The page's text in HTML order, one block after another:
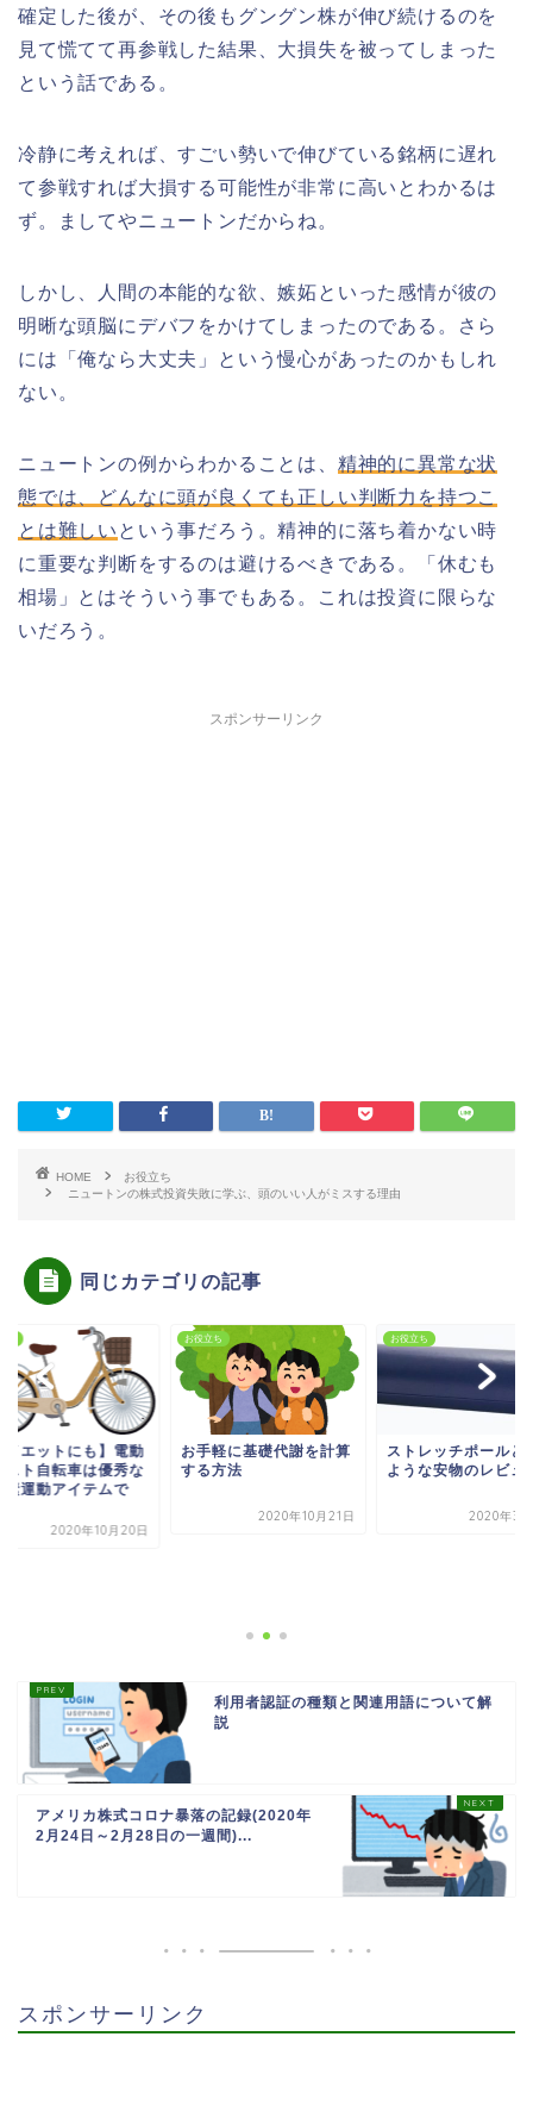
確定した後が、その後もグングン株が伸び続けるのを
見て慌てて再参戦した結果、大損失を被ってしまった
という話である。
冷静に考えれば、すごい勢いで伸びている銘柄に遅れ
て参戦すれば大損する可能性が非常に高いとわかるは
ず。ましてやニュートンだからね。
しかし、人間の本能的な欲、嫉妬といった感情が彼の
明晰な頭脳にデバフをかけてしまったのである。さら
には「俺なら大丈夫」という慢心があったのかもしれ
ない。
ニュートンの例からわかることは、 精神的に異常な状
態では、どんなに頭が良くても正しい判断力を持つこ
とは難しい という事だろう。精神的に落ち着かない時
に重要な判断をするのは避けるべきである。「休むも
相場」とはそういう事でもある。これは投資に限らな
いだろう。
スポンサーリンク
HOME
お役立ち
ニュートンの株式投資失敗に学ぶ、頭のいい人がミスする理由
同じカテゴリの記事
イエットにも】電動
スト自転車は優秀な
素運動アイテムで
2020年10月20日
お役立ち
お手軽に基礎代謝を計算
する方法
2020年10月21日
お役立ち
ストレッチポールと
ような安物のレビュ
2020年3
利用者認証の種類と関連用語について解
説
アメリカ株式コロナ暴落の記録(2020年
2月24日～2月28日の一週間)...
スポンサーリンク